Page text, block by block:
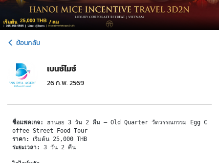
ย้อนกลับ
เบนซ์ไมซ์
26 ก.พ. 2569
ชื่อแพคเกจ:
ฮานอย 3 วัน 2 คืน — Old Quarter วัดวรรณกรรม Egg C
offee Street Food Tour
ราคา:
เริ่มต้น 25,000 THB
ระยะเวลา:
3 วัน 2 คืน